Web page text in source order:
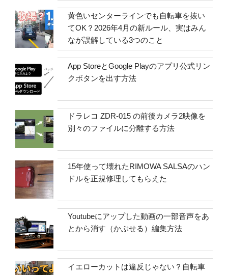
黄色いセンターラインでも自転車を抜い
てOK？2026年4月の新ルール、実はみん
なが誤解している3つのこと
App StoreとGoogle Playのアプリ公式リン
クボタンを出す方法
ドラレコ ZDR-015 の前後カメラ2映像を
別々のファイルに分離する方法
15年使って壊れたRIMOWA SALSAのハン
ドルを正規修理してもらえた
Youtubeにアップした動画の一部音声をあ
とから消す（かぶせる）編集方法
イエローカットは違反じゃない？自転車